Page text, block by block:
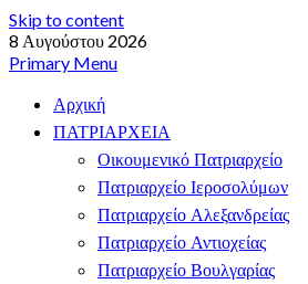
Skip to content
8 Αυγούστου 2026
Primary Menu
Αρχική
ΠΑΤΡΙΑΡΧΕΙΑ
Οικουμενικό Πατριαρχείο
Πατριαρχείο Ιεροσολύμων
Πατριαρχείο Αλεξανδρείας
Πατριαρχείο Αντιοχείας
Πατριαρχείο Βουλγαρίας